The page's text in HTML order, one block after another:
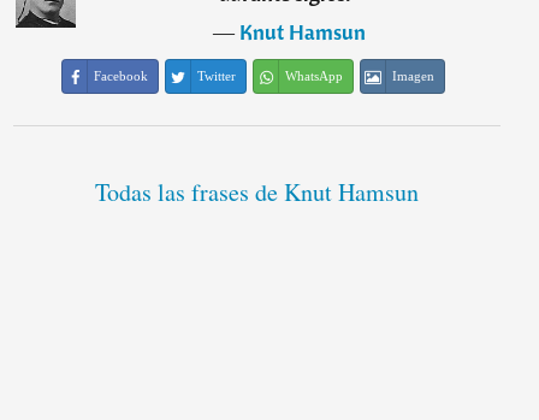
―Knut Hamsun
Facebook Twitter WhatsApp Imagen
Todas las frases de Knut Hamsun